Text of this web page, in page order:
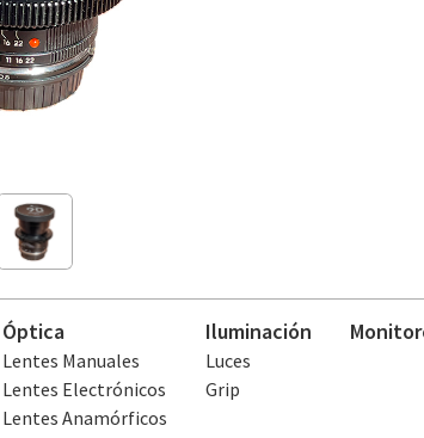
Óptica
Lentes Manuales
Lentes Electrónicos
Lentes Anamórficos
Iluminación
Luces
Grip